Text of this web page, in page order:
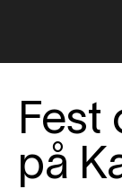
Fest
på